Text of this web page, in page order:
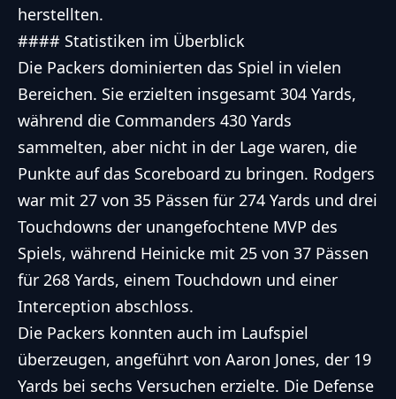
herstellten.
#### Statistiken im Überblick
Die Packers dominierten das Spiel in vielen
Bereichen. Sie erzielten insgesamt 304 Yards,
während die Commanders 430 Yards
sammelten, aber nicht in der Lage waren, die
Punkte auf das Scoreboard zu bringen. Rodgers
war mit 27 von 35 Pässen für 274 Yards und drei
Touchdowns der unangefochtene MVP des
Spiels, während Heinicke mit 25 von 37 Pässen
für 268 Yards, einem Touchdown und einer
Interception abschloss.
Die Packers konnten auch im Laufspiel
überzeugen, angeführt von Aaron Jones, der 19
Yards bei sechs Versuchen erzielte. Die Defense